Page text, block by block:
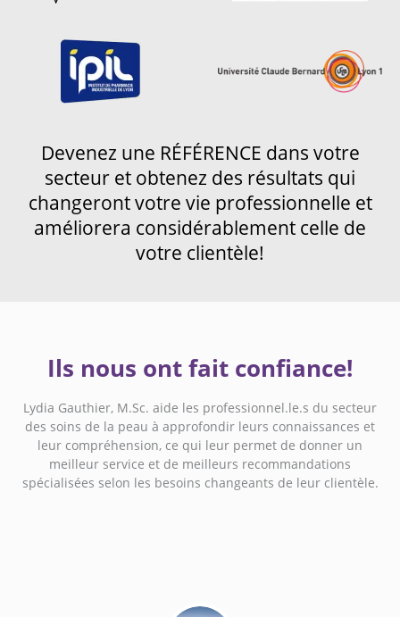
Devenez une RÉFÉRENCE dans votre
secteur et obtenez des résultats qui
changeront votre vie professionnelle et
améliorera considérablement celle de
votre clientèle!
Ils nous ont fait confiance!
Lydia Gauthier, M.Sc. aide les professionnel.le.s du secteur
des soins de la peau à approfondir leurs connaissances et
leur compréhension, ce qui leur permet de donner un
meilleur service et de meilleurs recommandations
spécialisées selon les besoins changeants de leur clientèle.